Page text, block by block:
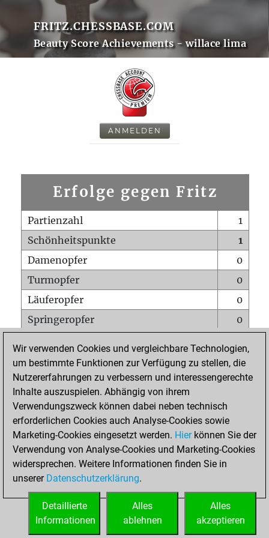
FRITZ.CHESSBASE.COM
Beauty Score Achievements - willace lima
ANMELDEN
Erfolge gegen Fritz
Partienzahl
1
Schönheitspunkte
1
Damenopfer
0
Turmopfer
0
Läuferopfer
0
Springeropfer
0
Matt auf vollem Brett
0
Bauer setzt Matt
0
Erstickte Matts
Unterverwandlungen
Türme auf der siebten
0
STARTSEITE
Wir verwenden Cookies und vergleichbare Technologien,
um bestimmte Funktionen zur Verfügung zu stellen, die
Nutzererfahrungen zu verbessern und interessengerechte
Inhalte auszuspielen. Abhängig von ihrem
Verwendungszweck können dabei neben technisch
erforderlichen Cookies auch Analyse-Cookies sowie
Marketing-Cookies eingesetzt werden. Hierkönnen Sie der
Verwendung von Analyse-Cookies und Marketing-Cookies
widersprechen. Weitere Informationen finden Sie in
unserer Datenschutzerklärung.
Alles
akzeptieren
Alles
ablehnen
Detaillierte
Informationen